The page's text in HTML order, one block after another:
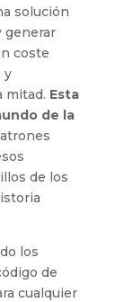
solución
generar
coste
y
mitad. Esta
de la
de los
los
de
cualquier